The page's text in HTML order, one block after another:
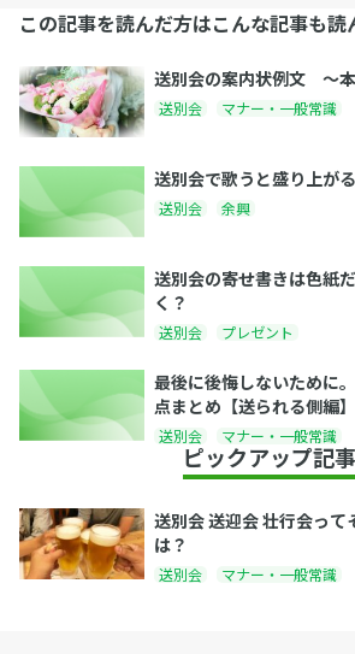
この記事を読んだ方はこんな記事も読
送別会の案内状例文 〜
送別会 マナー・一般常識
送別会で歌うと盛り上が
送別会 余興
送別会の寄せ書きは色紙
く？
送別会 プレゼント
最後に後悔しないために
点まとめ【送られる側編】
送別会 マナー・一般常識
ピックアップ記事
送別会 送迎会 壮行会っ
は？
送別会 マナー・一般常識